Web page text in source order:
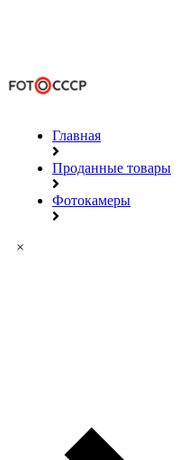
Главная
Проданные товары
Фотокамеры
×